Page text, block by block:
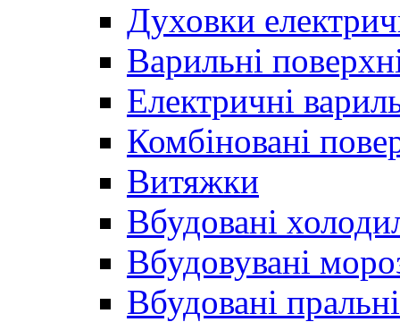
Духовки
Варильні
Електричні
Комбіновані
Витяжки
Вбудовані
Вбудовувані
Вбудовані